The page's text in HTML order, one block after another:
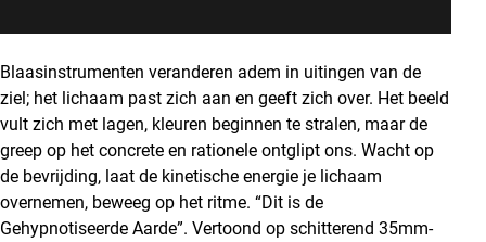
Blaasinstrumenten veranderen adem in uitingen van de
ziel; het lichaam past zich aan en geeft zich over. Het beeld
vult zich met lagen, kleuren beginnen te stralen, maar de
greep op het concrete en rationele ontglipt ons. Wacht op
de bevrijding, laat de kinetische energie je lichaam
overnemen, beweeg op het ritme. “Dit is de
Gehypnotiseerde Aarde”. Vertoond op schitterend 35mm-